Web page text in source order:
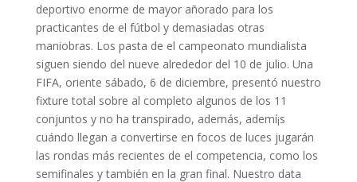
deportivo enorme de mayor añorado para los
practicantes de el fútbol y demasiadas otras
maniobras. Los pasta de el campeonato mundialista
siguen siendo del nueve alrededor del 10 de julio. Una
FIFA, oriente sábado, 6 de diciembre, presentó nuestro
fixture total sobre al completo algunos de los 11
conjuntos y no ha transpirado, además, ademí¡s
cuándo llegan a convertirse en focos de luces jugarán
las rondas más recientes de el competencia, como los
semifinales y también en la gran final. Nuestro data